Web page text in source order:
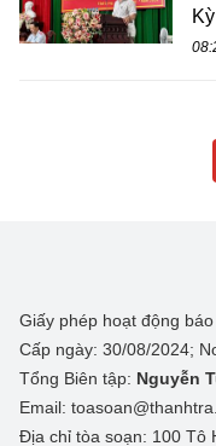
Giấy phép hoạt động
Cấp ngày: 30/08/2024;
Tổng Biên tập: Nguyễn
Email:
Địa chỉ tòa soạn: 100 Tô